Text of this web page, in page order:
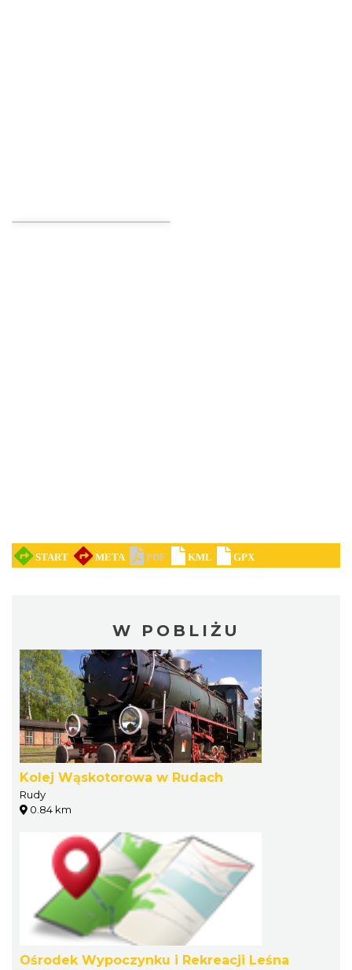
W POBLIŻU
Kolej Wąskotorowa w Rudach
Rudy
0.84 km
Ośrodek Wypoczynku i Rekreacji Leśna